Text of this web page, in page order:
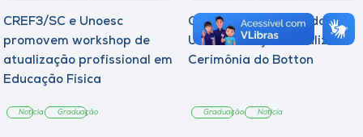
CREF3/SC e Unoesc
promovem workshop de
atualização profissional em
Educação Física
Notícia Graduação
Curso de Psicologia da
Unoesc Joaçaba realiza 2ª
Cerimônia do Botton
Graduação Notícia